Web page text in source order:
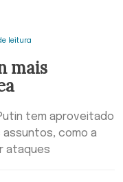
leitura
mais
tem aproveitado
como a
ataques